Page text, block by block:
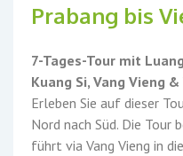
Prabang bis
7-Tages-Tour mit
Kuang Si, Vang Vieng
Erleben Sie auf dieser
Nord nach Süd. Die Tour
führt via Vang Vieng in